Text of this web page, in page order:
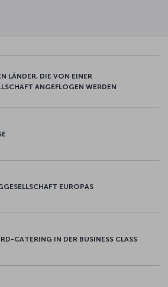
LÄNDER, DIE VON EINER
ANGEFLOGEN WERDEN
EUROPAS
CATERING IN DER BUSINESS CLASS